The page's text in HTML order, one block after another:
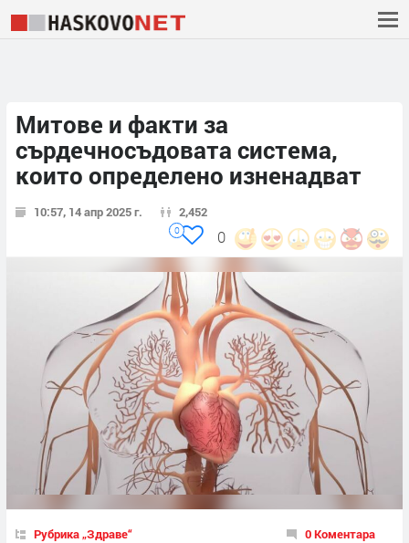
Митове и факти за
сърдечносъдовата система,
които определено изненадват
10:57, 14 апр 2025 г. 2,452
0
0
Рубрика „Здраве“ 0 Коментара